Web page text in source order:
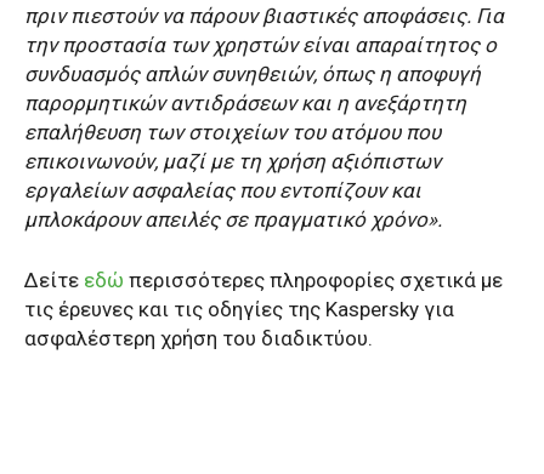
πριν πιεστούν να πάρουν βιαστικές αποφάσεις. Για
την προστασία των χρηστών είναι απαραίτητος ο
συνδυασμός απλών συνηθειών, όπως η αποφυγή
παρορμητικών αντιδράσεων και η ανεξάρτητη
επαλήθευση των στοιχείων του ατόμου που
επικοινωνούν, μαζί με τη χρήση αξιόπιστων
εργαλείων ασφαλείας που εντοπίζουν και
μπλοκάρουν απειλές σε πραγματικό χρόνο».
Δείτε εδώ περισσότερες πληροφορίες σχετικά με
τις έρευνες και τις οδηγίες της Kaspersky για
ασφαλέστερη χρήση του διαδικτύου.